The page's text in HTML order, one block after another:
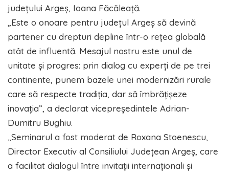
județului Argeș, Ioana Făcăleață.
„Este o onoare pentru județul Argeș să devină
partener cu drepturi depline într-o rețea globală
atât de influentă. Mesajul nostru este unul de
unitate și progres: prin dialog cu experți de pe trei
continente, punem bazele unei modernizări rurale
care să respecte tradiția, dar să îmbrățișeze
inovația”, a declarat vicepreședintele Adrian-
Dumitru Bughiu.
„Seminarul a fost moderat de Roxana Stoenescu,
Director Executiv al Consiliului Județean Argeș, care
a facilitat dialogul între invitații internaționali și